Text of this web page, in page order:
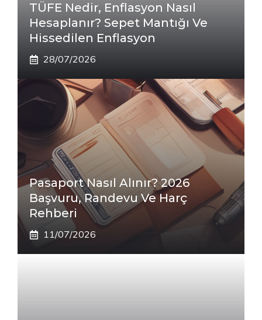
TÜFE Nedir, Enflasyon Nasıl
Hesaplanır? Sepet Mantığı Ve
Hissedilen Enflasyon
28/07/2026
Pasaport Nasıl Alınır? 2026
Başvuru, Randevu Ve Harç
Rehberi
11/07/2026